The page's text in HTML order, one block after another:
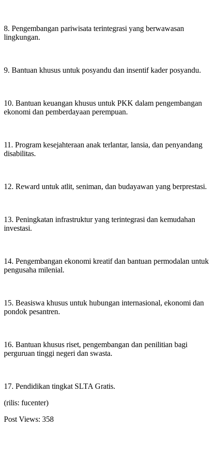
8. Pengembangan pariwisata terintegrasi yang berwawasan
lingkungan.
9. Bantuan khusus untuk posyandu dan insentif kader posyandu.
10. Bantuan keuangan khusus untuk PKK dalam pengembangan
ekonomi dan pemberdayaan perempuan.
11. Program kesejahteraan anak terlantar, lansia, dan penyandang
disabilitas.
12. Reward untuk atlit, seniman, dan budayawan yang berprestasi.
13. Peningkatan infrastruktur yang terintegrasi dan kemudahan
investasi.
14. Pengembangan ekonomi kreatif dan bantuan permodalan untuk
pengusaha milenial.
15. Beasiswa khusus untuk hubungan internasional, ekonomi dan
pondok pesantren.
16. Bantuan khusus riset, pengembangan dan penilitian bagi
perguruan tinggi negeri dan swasta.
17. Pendidikan tingkat SLTA Gratis.
(rilis: fucenter)
Post Views: 358